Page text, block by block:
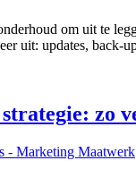
om uit te
uit: updates,
zo
- Marketing Maatwerk